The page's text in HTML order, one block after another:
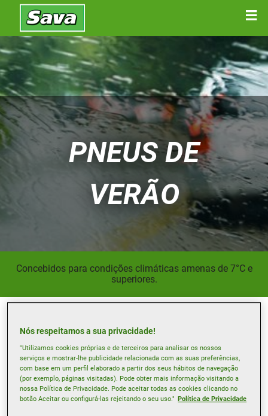
PNEUS DE
VERÃO
Concebidos para condições climáticas amenas de 7°C e
superiores.
Filtrar pneus
Nós respeitamos a sua privacidade!
"Utilizamos cookies próprias e de terceiros para analisar os nossos
serviços e mostrar-lhe publicidade relacionada com as suas preferências,
com base em um perfil elaborado a partir dos seus hábitos de navegação
(por exemplo, páginas visitadas). Pode obter mais informação visitando a
nossa Política de Privacidade. Pode aceitar todas as cookies clicando no
botão Aceitar ou configurá-las rejeitando o seu uso." Política de Privacidade